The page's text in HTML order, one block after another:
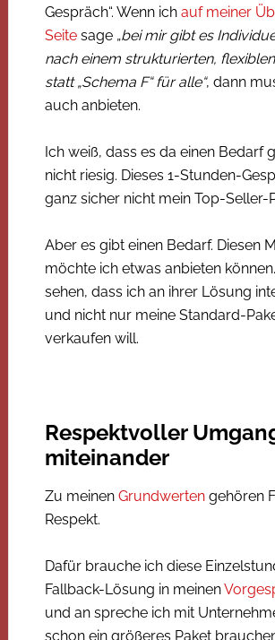
Gespräch“. Wenn ich auf meiner
Seitesage „bei mir gibt es
nach einem strukturierten,
statt „Schema F“ für alle“, dann
auch anbieten.
Ich weiß, dass es da einen Bedarf
nicht riesig. Dieses 1-Stunden-
ganz sicher nicht mein Top-Seller-
Aber es gibt einen Bedarf. Diesen
möchte ich etwas anbieten
sehen, dass ich an ihrer Lösung
und nicht nur meine Standard-
verkaufen will.
Respektvoller
miteinander
Zu meinen Grundwertengehören
Respekt.
Dafür brauche ich diese
Fallback-Lösung in meinen
und an spreche ich mit
schon ein größeres Paket